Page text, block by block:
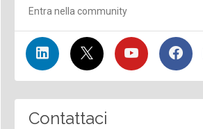
Entra nella community
Contattaci